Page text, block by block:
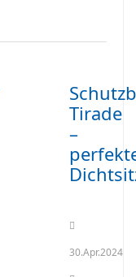
Tirade
–
30.Apr.2024